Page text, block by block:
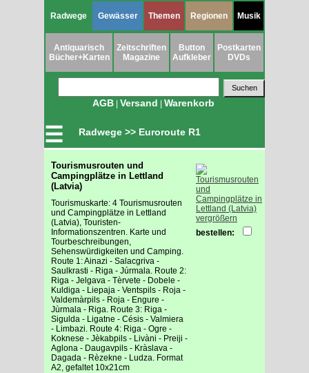
Radwege Gewässer Themen Regionen Musik
Antiquarisch
Bücher+Karten
Zeitschriften
Magazine
Button
Aufkleber
Postkarten
DVDs
AGB | Versand | Warenkorb
☰ Radwege >> Euroroute R1
Tourismusrouten und
Campingplätze in Lettland
(Latvia)
Tourismuskarte: 4 Tourismusrouten
und Campingplätze in Lettland
(Latvia), Touristen-
Informationszentren. Karte und
Tourbeschreibungen,
Sehenswürdigkeiten und Camping.
Route 1: Ainazi - Salacgriva -
Saulkrasti - Riga - Júrmala. Route 2:
Riga - Jelgava - Tèrvete - Dobele -
Kuldiga - Liepaja - Ventspils - Roja -
Valdemàrpils - Roja - Engure -
Jùrmala - Riga. Route 3: Riga -
Sigulda - Ligatne - Césis - Valmiera
- Limbazi. Route 4: Riga - Ogre -
Koknese - Jèkabpils - Livàni - Preiji -
Aglona - Daugavpils - Kràslava -
Dagada - Rèzekne - Ludza. Format
A2, gefaltet 10x21cm
vergrößern
bestellen: